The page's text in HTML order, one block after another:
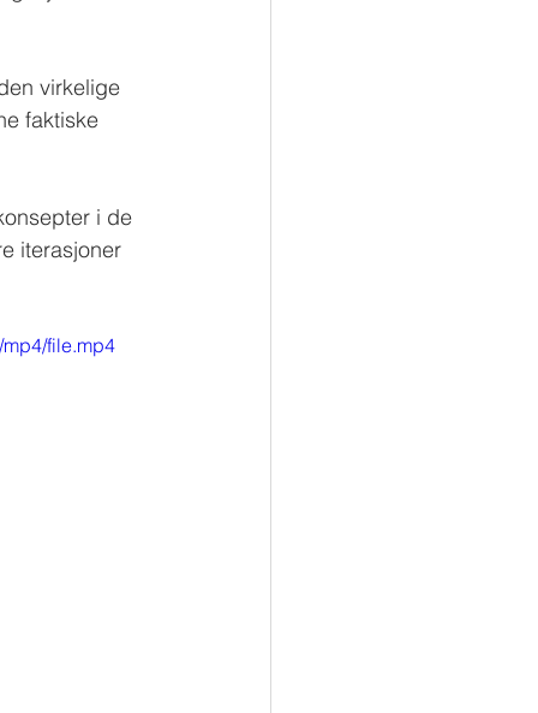
virkelige
faktiske
i de
iterasjoner
file.mp4